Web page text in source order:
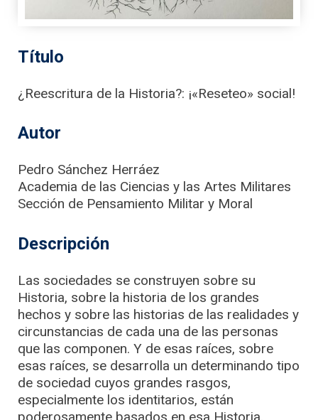
Título
¿Reescritura de la Historia?: ¡«Reseteo» social!
Autor
Pedro Sánchez Herráez
Academia de las Ciencias y las Artes Militares
Sección de Pensamiento Militar y Moral
Descripción
Las sociedades se construyen sobre su
Historia, sobre la historia de los grandes
hechos y sobre las historias de las realidades y
circunstancias de cada una de las personas
que las componen. Y de esas raíces, sobre
esas raíces, se desarrolla un determinando tipo
de sociedad cuyos grandes rasgos,
especialmente los identitarios, están